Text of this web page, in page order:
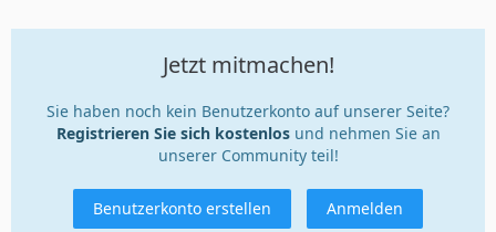
Jetzt mitmachen!
Sie haben noch kein Benutzerkonto auf unserer Seite?
Registrieren Sie sich kostenlosund nehmen Sie an
unserer Community teil!
Benutzerkonto erstellen Anmelden